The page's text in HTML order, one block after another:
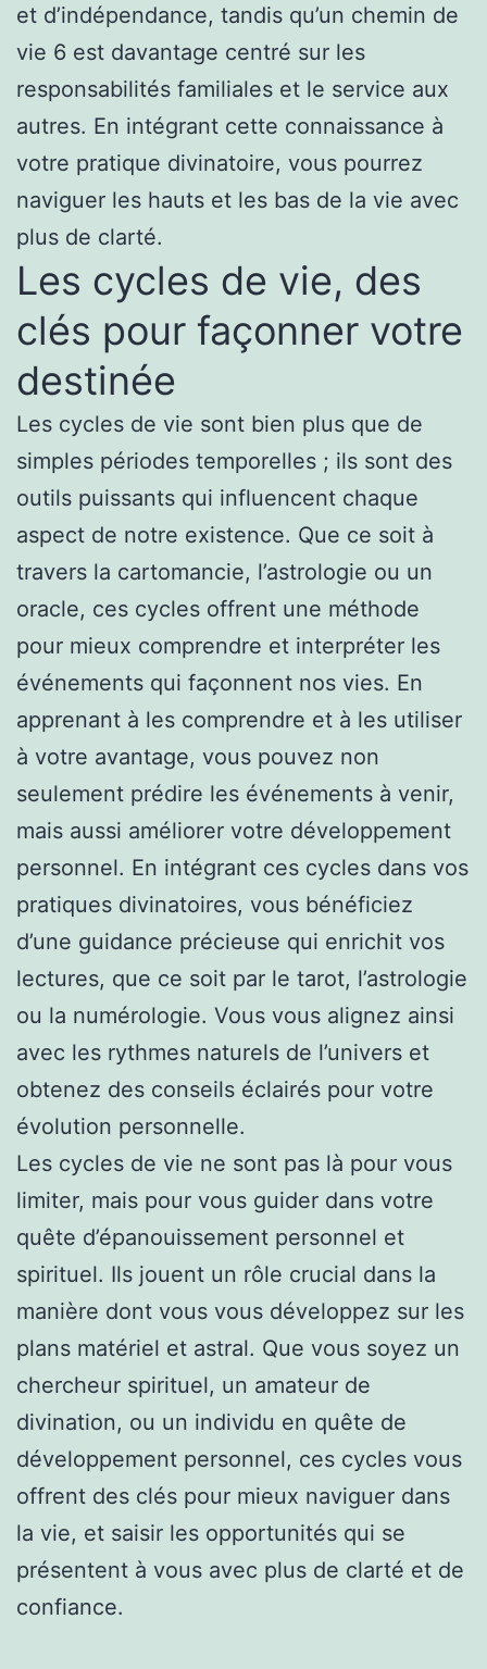
et d’indépendance, tandis qu’un chemin de
vie 6 est davantage centré sur les
responsabilités familiales et le service aux
autres. En intégrant cette connaissance à
votre pratique divinatoire, vous pourrez
naviguer les hauts et les bas de la vie avec
plus de clarté.
Les cycles de vie, des
clés pour façonner votre
destinée
Les cycles de vie sont bien plus que de
simples périodes temporelles ; ils sont des
outils puissants qui influencent chaque
aspect de notre existence. Que ce soit à
travers la cartomancie, l’astrologie ou un
oracle, ces cycles offrent une méthode
pour mieux comprendre et interpréter les
événements qui façonnent nos vies. En
apprenant à les comprendre et à les utiliser
à votre avantage, vous pouvez non
seulement prédire les événements à venir,
mais aussi améliorer votre développement
personnel. En intégrant ces cycles dans vos
pratiques divinatoires, vous bénéficiez
d’une guidance précieuse qui enrichit vos
lectures, que ce soit par le tarot, l’astrologie
ou la numérologie. Vous vous alignez ainsi
avec les rythmes naturels de l’univers et
obtenez des conseils éclairés pour votre
évolution personnelle.
Les cycles de vie ne sont pas là pour vous
limiter, mais pour vous guider dans votre
quête d’épanouissement personnel et
spirituel. Ils jouent un rôle crucial dans la
manière dont vous vous développez sur les
plans matériel et astral. Que vous soyez un
chercheur spirituel, un amateur de
divination, ou un individu en quête de
développement personnel, ces cycles vous
offrent des clés pour mieux naviguer dans
la vie, et saisir les opportunités qui se
présentent à vous avec plus de clarté et de
confiance.